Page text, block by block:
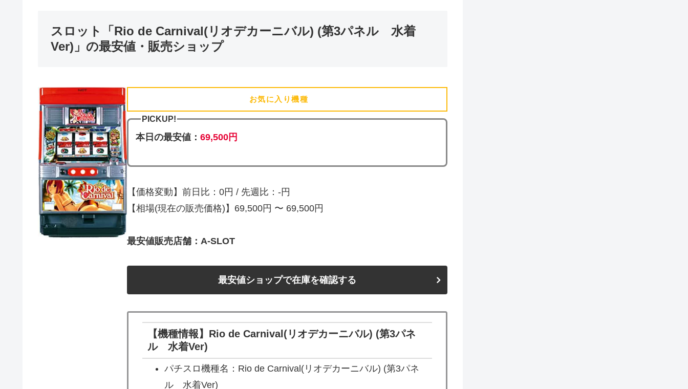
スロット「Rio de Carnival(リオデカーニバル) (第3パネル 水着
Ver)」の最安値・販売ショップ
お気に入り機種
PICKUP!
本日の最安値： 69,500円
【価格変動】前日比：0円 / 先週比：-円
【相場(現在の販売価格)】69,500円 〜 69,500円
最安値販売店舗：A-SLOT
最安値ショップで在庫を確認する
【機種情報】Rio de Carnival(リオデカーニバル) (第3パネ
ル 水着Ver)
パチスロ機種名：Rio de Carnival(リオデカーニバル) (第3パネ
ル 水着Ver)